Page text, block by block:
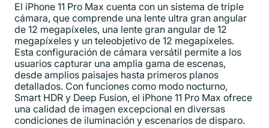
El iPhone 11 Pro Max cuenta con un sistema de triple
cámara, que comprende una lente ultra gran angular
de 12 megapíxeles, una lente gran angular de 12
megapíxeles y un teleobjetivo de 12 megapíxeles.
Esta configuración de cámara versátil permite a los
usuarios capturar una amplia gama de escenas,
desde amplios paisajes hasta primeros planos
detallados. Con funciones como modo nocturno,
Smart HDR y Deep Fusion, el iPhone 11 Pro Max ofrece
una calidad de imagen excepcional en diversas
condiciones de iluminación y escenarios de disparo.